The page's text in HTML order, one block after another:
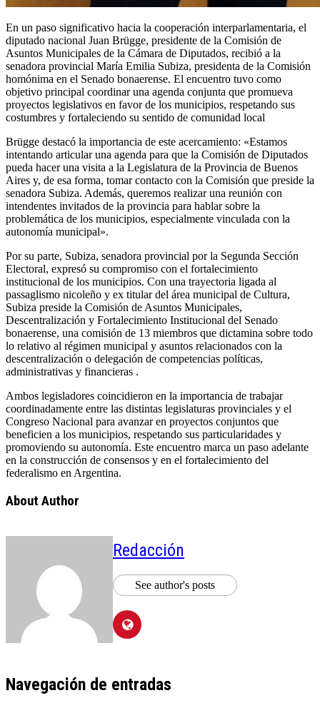
En un paso significativo hacia la cooperación interparlamentaria, el
diputado nacional Juan Brügge, presidente de la Comisión de
Asuntos Municipales de la Cámara de Diputados, recibió a la
senadora provincial María Emilia Subiza, presidenta de la Comisión
homónima en el Senado bonaerense. El encuentro tuvo como
objetivo principal coordinar una agenda conjunta que promueva
proyectos legislativos en favor de los municipios, respetando sus
costumbres y fortaleciendo su sentido de comunidad local
Brügge destacó la importancia de este acercamiento: «Estamos
intentando articular una agenda para que la Comisión de Diputados
pueda hacer una visita a la Legislatura de la Provincia de Buenos
Aires y, de esa forma, tomar contacto con la Comisión que preside la
senadora Subiza. Además, queremos realizar una reunión con
intendentes invitados de la provincia para hablar sobre la
problemática de los municipios, especialmente vinculada con la
autonomía municipal».
Por su parte, Subiza, senadora provincial por la Segunda Sección
Electoral, expresó su compromiso con el fortalecimiento
institucional de los municipios. Con una trayectoria ligada al
passaglismo nicoleño y ex titular del área municipal de Cultura,
Subiza preside la Comisión de Asuntos Municipales,
Descentralización y Fortalecimiento Institucional del Senado
bonaerense, una comisión de 13 miembros que dictamina sobre todo
lo relativo al régimen municipal y asuntos relacionados con la
descentralización o delegación de competencias políticas,
administrativas y financieras .
Ambos legisladores coincidieron en la importancia de trabajar
coordinadamente entre las distintas legislaturas provinciales y el
Congreso Nacional para avanzar en proyectos conjuntos que
beneficien a los municipios, respetando sus particularidades y
promoviendo su autonomía. Este encuentro marca un paso adelante
en la construcción de consensos y en el fortalecimiento del
federalismo en Argentina.
About Author
Redacción
See author's posts
Navegación de entradas